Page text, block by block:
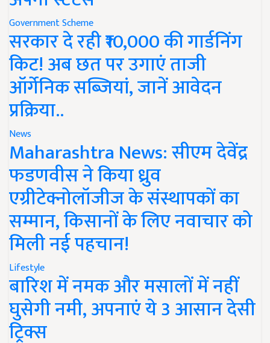
Government Scheme
सरकार दे रही ₹10,000 की गार्डनिंग
किट! अब छत पर उगाएं ताजी
ऑर्गेनिक सब्जियां, जानें आवेदन
प्रक्रिया..
News
Maharashtra News: सीएम देवेंद्र
फडणवीस ने किया ध्रुव
एग्रीटेक्नोलॉजीज के संस्थापकों का
सम्मान, किसानों के लिए नवाचार को
मिली नई पहचान!
Lifestyle
बारिश में नमक और मसालों में नहीं
घुसेगी नमी, अपनाएं ये 3 आसान देसी
ट्रिक्स